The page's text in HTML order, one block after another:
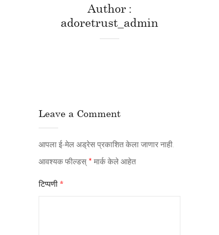
Author
adoretrust_admin
Leave a Comment
आपला ई-मेल अड्रेस प्रकाशित केला जाणार नाही.
आवश्यक फील्डस् * मार्क केले आहेत
टिप्पणी *